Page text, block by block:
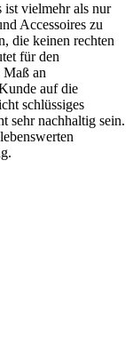
ist vielmehr als nur
Accessoires zu
die keinen rechten
für den
Maß an
auf die
schlüssiges
sehr nachhaltig sein.